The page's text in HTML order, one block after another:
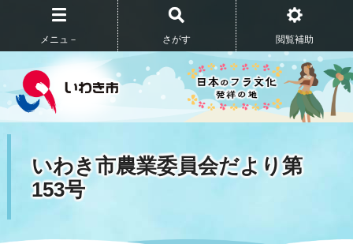
メニュ－ さがす 閲覧補助
いわき市農業委員会だより第
153号